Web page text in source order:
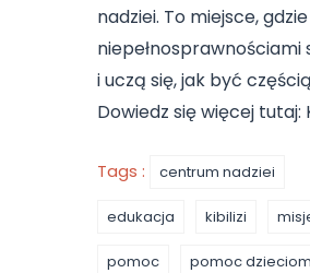
nadziei. To miejsce,
niepełnosprawnościami
i uczą się, jak być
Dowiedz się więcej tutaj:
Tags : centrum nadziei
edukacja kibilizi
pomoc pomoc dzieciom